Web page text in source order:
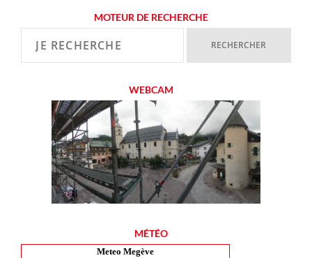
MOTEUR DE RECHERCHE
WEBCAM
MÉTÉO
Meteo Megève